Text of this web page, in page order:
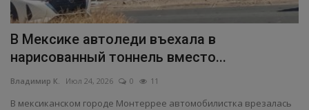
В Мексике автоледи въехала в
нарисованный тоннель вместо...
Владимир К. Июл 24, 2026 0 11
В мексиканском городе Монтеррее автомобилистка врезалась